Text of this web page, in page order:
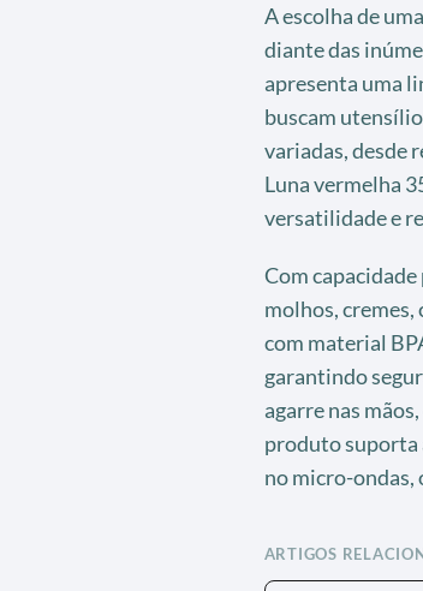
A escolha de
diante das
apresenta uma
buscam
variadas, desde
Luna vermelha
versatilidade e
Com
molhos, cremes,
com material
garantindo
agarre nas
produto suporta
no micro-ondas,
ARTIGOS